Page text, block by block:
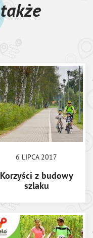
6 LIPCA 2017
Korzyści z budowy
szlaku